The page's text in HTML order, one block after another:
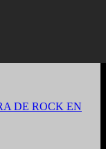
DE ROCK EN